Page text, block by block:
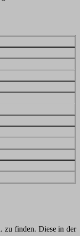
zu finden. Diese in der